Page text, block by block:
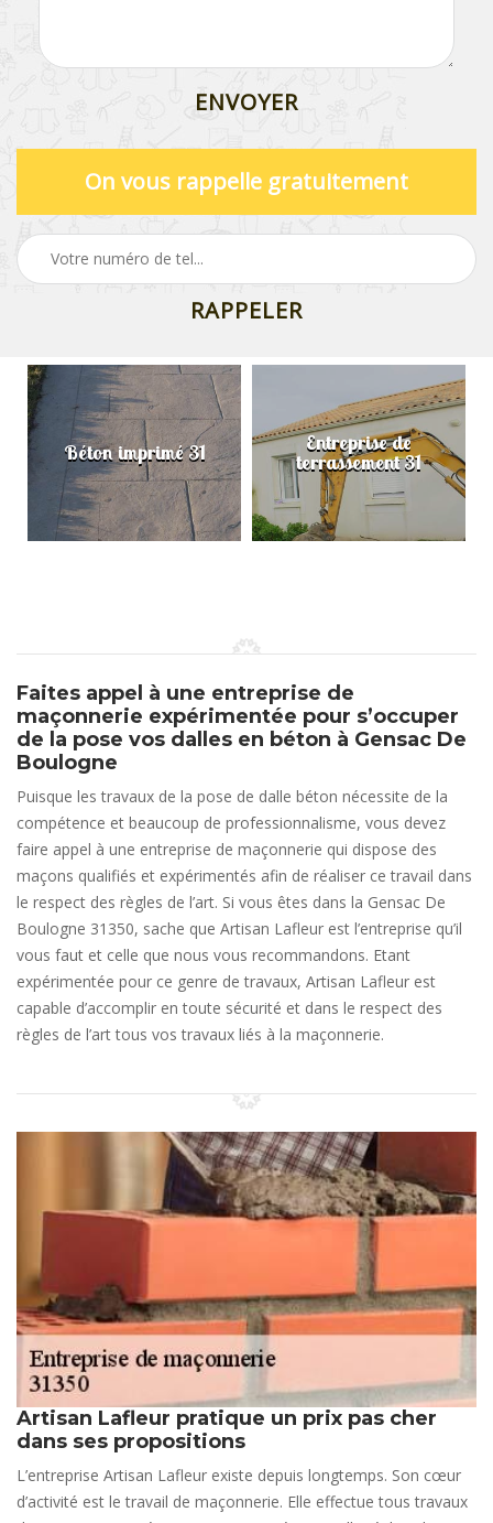
On vous rappelle gratuitement
Béton imprimé 31 Entreprise de
terrassement 31
Faites appel à une entreprise de
maçonnerie expérimentée pour s’occuper
de la pose vos dalles en béton à Gensac De
Boulogne
Puisque les travaux de la pose de dalle béton nécessite de la
compétence et beaucoup de professionnalisme, vous devez
faire appel à une entreprise de maçonnerie qui dispose des
maçons qualifiés et expérimentés afin de réaliser ce travail dans
le respect des règles de l’art. Si vous êtes dans la Gensac De
Boulogne 31350, sache que Artisan Lafleur est l’entreprise qu’il
vous faut et celle que nous vous recommandons. Etant
expérimentée pour ce genre de travaux, Artisan Lafleur est
capable d’accomplir en toute sécurité et dans le respect des
règles de l’art tous vos travaux liés à la maçonnerie.
Artisan Lafleur pratique un prix pas cher
dans ses propositions
L’entreprise Artisan Lafleur existe depuis longtemps. Son cœur
d’activité est le travail de maçonnerie. Elle effectue tous travaux